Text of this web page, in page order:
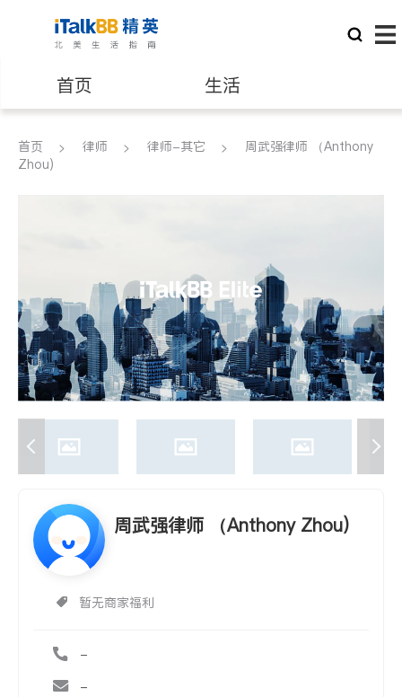
首页 生活
医生 律师
建筑装修
首页 律师 律师-其它
周武强律师 （Anthony
Zhou)
周武强律师 （Anthony Zhou)
暂无商家福利
-
-